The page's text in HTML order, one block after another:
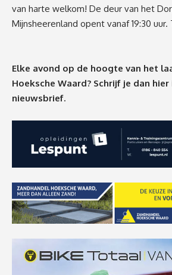
van harte welkom! De deur van het
Mijnsheerenland opent vanaf 19:30 uur.
Elke avond op de hoogte van het
Hoeksche Waard? Schrijf je dan hier
nieuwsbrief.